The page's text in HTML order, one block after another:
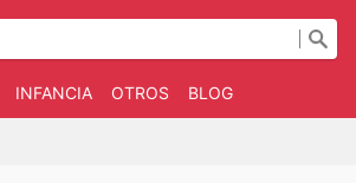
INFANCIA OTROS BLOG